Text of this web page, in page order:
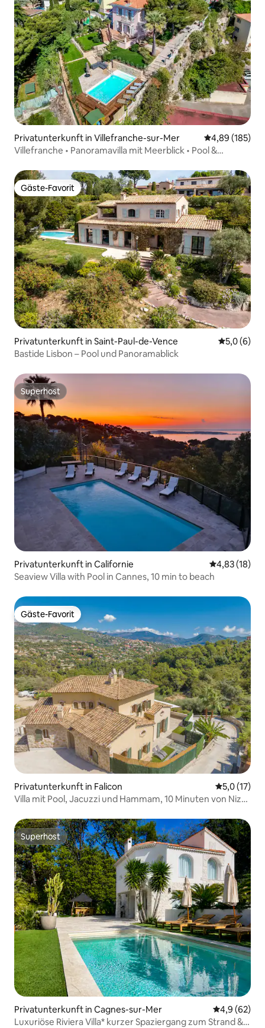
Privatunterkunft in Villefranche-sur-Mer
4,89 (185)
Villefranche • Panoramavilla mit Meerblick • Pool &
Gäste-Favorit
Gäste-Favorit
Privatunterkunft in Saint-Paul-de-Vence
5,0 (6)
Bastide Lisbon – Pool und Panoramablick
Superhost
Superhost
Privatunterkunft in Californie
4,83 (18)
Seaview Villa with Pool in Cannes, 10 min to beach
Gäste-Favorit
Gäste-Favorit
Privatunterkunft in Falicon
5,0 (17)
Villa mit Pool, Jacuzzi und Hammam, 10 Minuten von Nizza
Superhost
Superhost
Privatunterkunft in Cagnes-sur-Mer
4,9 (62)
Luxuriöse Riviera Villa* kurzer Spaziergang zum Strand &